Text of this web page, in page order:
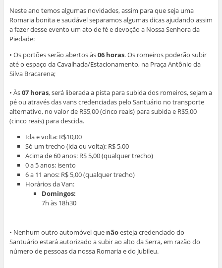
Neste ano temos algumas novidades, assim para que seja uma
Romaria bonita e saudável separamos algumas dicas ajudando assim
a fazer desse evento um ato de fé e devoção a Nossa Senhora da
Piedade:
• Os portões serão abertos às06 horas. Os romeiros poderão subir
até o espaço da Cavalhada/Estacionamento, na Praça Antônio da
Silva Bracarena;
• Às07 horas, será liberada a pista para subida dos romeiros, sejam a
pé ou através das vans credenciadas pelo Santuário no transporte
alternativo, no valor de R$5,00 (cinco reais) para subida e R$5,00
(cinco reais) para descida.
Ida e volta: R$10,00
Só um trecho (ida ou volta): R$ 5,00
Acima de 60 anos: R$ 5,00 (qualquer trecho)
0 a 5 anos: isento
6 a 11 anos: R$ 5,00 (qualquer trecho)
Horários da Van:
Domingos:
7h às 18h30
• Nenhum outro automóvel que nãoesteja credenciado do
Santuário estará autorizado a subir ao alto da Serra, em razão do
número de pessoas da nossa Romaria e do Jubileu.